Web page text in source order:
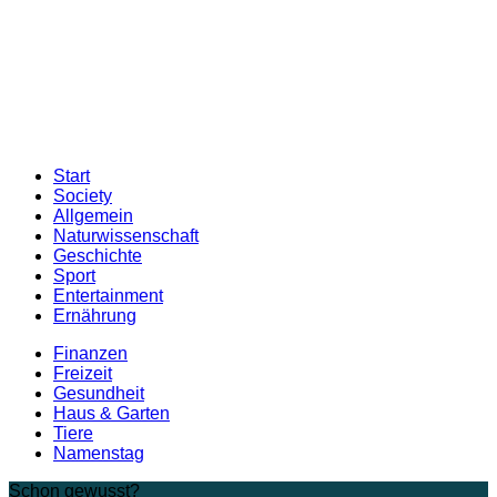
Start
Society
Allgemein
Naturwissenschaft
Geschichte
Sport
Entertainment
Ernährung
Finanzen
Freizeit
Gesundheit
Haus & Garten
Tiere
Namenstag
Schon gewusst?